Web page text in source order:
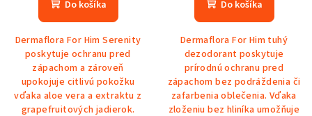
Do košíka
Dermaflora For Him Serenity
poskytuje ochranu pred
zápachom a zároveň
upokojuje citlivú pokožku
vďaka aloe vera a extraktu z
grapefruitových jadierok.
Do košíka
Dermaflora For Him tuhý
dezodorant poskytuje
prírodnú ochranu pred
zápachom bez podráždenia či
zafarbenia oblečenia. Vďaka
zloženiu bez hliníka umožňuje